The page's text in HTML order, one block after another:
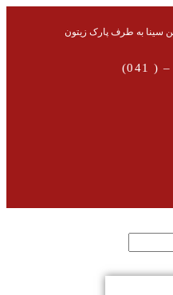
سینا به طرف پارک زیتون